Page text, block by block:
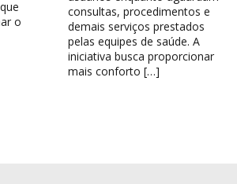
o
consultas, procedimentos e
demais serviços prestados
pelas equipes de saúde. A
iniciativa busca proporcionar
mais conforto […]